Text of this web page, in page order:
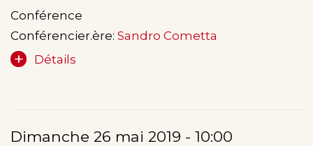
Conférence
Conférencier.ère: Sandro Cometta
Détails
Dimanche 26 mai 2019 - 10:00